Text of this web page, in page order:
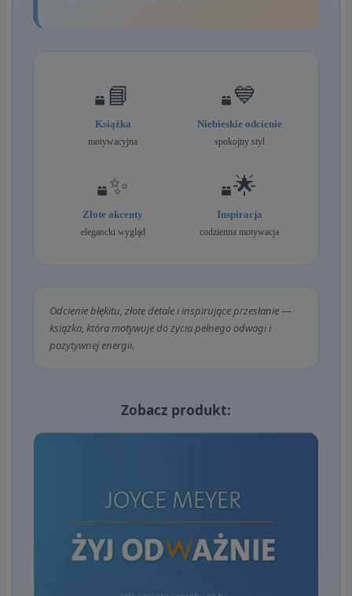
📘
Książka
motywacyjna
💙
Niebieskie odcienie
spokojny styl
✨
Złote akcenty
elegancki wygląd
🌟
Inspiracja
codzienna motywacja
Odcienie błękitu, złote detale i inspirujące przesłanie —
książka, która motywuje do życia pełnego odwagi i
pozytywnej energii.
Zobacz produkt: